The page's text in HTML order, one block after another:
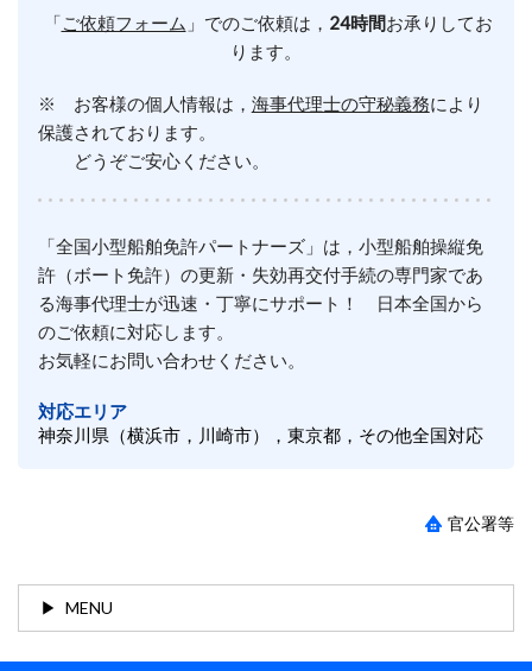
「ご依頼フォーム 」でのご依頼は， 24時間お承りしてお
ります。
※ お客様の個人情報は， 海事代理士の守秘義務により
保護されております。
どうぞご安心ください。
「全国小型船舶免許パートナーズ」は，小型船舶操縦免
許（ボート免許）の更新・失効再交付手続の専門家であ
る海事代理士が迅速・丁寧にサポート！ 日本全国から
のご依頼に対応します。
お気軽にお問い合わせください。
対応エリア
神奈川県（横浜市，川崎市），東京都，その他全国対応
官公署等
MENU